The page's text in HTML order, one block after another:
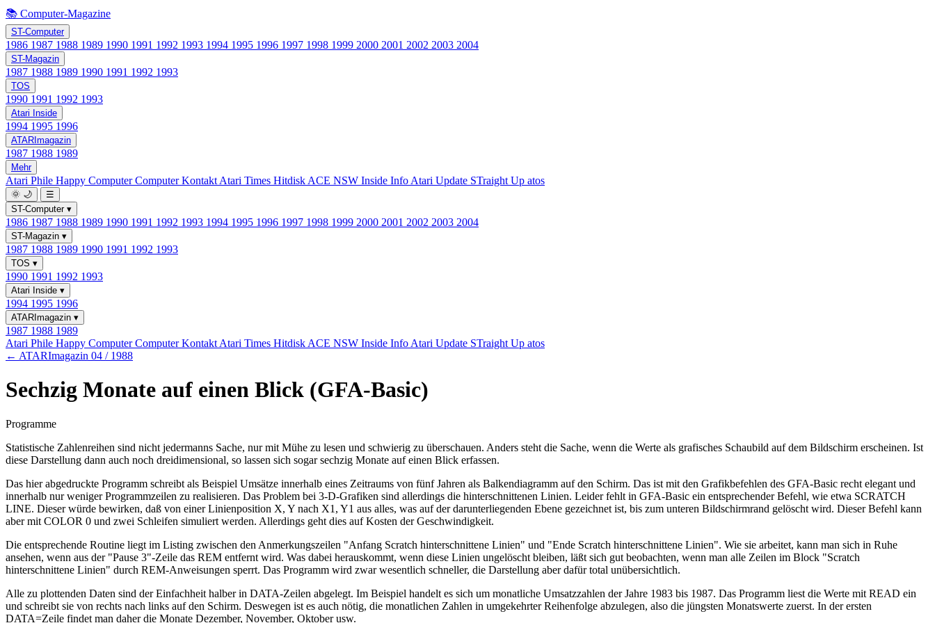
📚 Computer-Magazine
ST-Computer
1986 1987 1988 1989 1990 1991 1992 1993 1994 1995 1996 1997 1998 1999 2000 2001 2002 2003 2004
ST-Magazin
1987 1988 1989 1990 1991 1992 1993
TOS
1990 1991 1992 1993
Atari Inside
1994 1995 1996
ATARImagazin
1987 1988 1989
Mehr
Atari Phile Happy ComputerComputer Kontakt Atari Times Hitdisk ACE NSW Inside Info Atari Update STraight Up atos
🌞 🌙
☰
ST-Computer ▾
1986 1987 1988 1989 1990 1991 1992 1993 1994 1995 1996 1997 1998 1999 2000 2001 2002 2003 2004
ST-Magazin ▾
1987 1988 1989 1990 1991 1992 1993
TOS ▾
1990 1991 1992 1993
Atari Inside ▾
1994 1995 1996
ATARImagazin ▾
1987 1988 1989
Atari Phile Happy ComputerComputer Kontakt Atari Times Hitdisk ACE NSW Inside Info Atari Update STraight Up atos
← ATARImagazin 04 / 1988
Sechzig Monate auf einen Blick (GFA-Basic)
Programme
Statistische Zahlenreihen sind nicht jedermanns Sache, nur mit Mühe zu lesen und schwierig zu überschauen. Anders steht die Sache, wenn die Werte als grafisches Schaubild auf dem Bildschirm erscheinen. Ist
diese Darstellung dann auch noch dreidimensional, so lassen sich sogar sechzig Monate auf einen Blick erfassen.
Das hier abgedruckte Programm schreibt als Beispiel Umsätze innerhalb eines Zeitraums von fünf Jahren als Balkendiagramm auf den Schirm. Das ist mit den Grafikbefehlen des GFA-Basic recht elegant und
innerhalb nur weniger Programmzeilen zu realisieren. Das Problem bei 3-D-Grafiken sind allerdings die hinterschnittenen Linien. Leider fehlt in GFA-Basic ein entsprechender Befehl, wie etwa SCRATCH
LINE. Dieser würde bewirken, daß von einer Linienposition X, Y nach X1, Y1 aus alles, was auf der darunterliegenden Ebene gezeichnet ist, bis zum unteren Bildschirmrand gelöscht wird. Dieser Befehl kann
aber mit COLOR 0 und zwei Schleifen simuliert werden. Allerdings geht dies auf Kosten der Geschwindigkeit.
Die entsprechende Routine liegt im Listing zwischen den Anmerkungszeilen "Anfang Scratch hinterschnittene Linien" und "Ende Scratch hinterschnittene Linien". Wie sie arbeitet, kann man sich in Ruhe
ansehen, wenn aus der "Pause 3"-Zeile das REM entfernt wird. Was dabei herauskommt, wenn diese Linien ungelöscht bleiben, läßt sich gut beobachten, wenn man alle Zeilen im Block "Scratch
hinterschnittene Linien" durch REM-Anweisungen sperrt. Das Programm wird zwar wesentlich schneller, die Darstellung aber dafür total unübersichtlich.
Alle zu plottenden Daten sind der Einfachheit halber in DATA-Zeilen abgelegt. Im Beispiel handelt es sich um monatliche Umsatzzahlen der Jahre 1983 bis 1987. Das Programm liest die Werte mit READ ein
und schreibt sie von rechts nach links auf den Schirm. Deswegen ist es auch nötig, die monatlichen Zahlen in umgekehrter Reihenfolge abzulegen, also die jüngsten Monatswerte zuerst. In der ersten
DATA=Zeile findet man daher die Monate Dezember, November, Oktober usw.